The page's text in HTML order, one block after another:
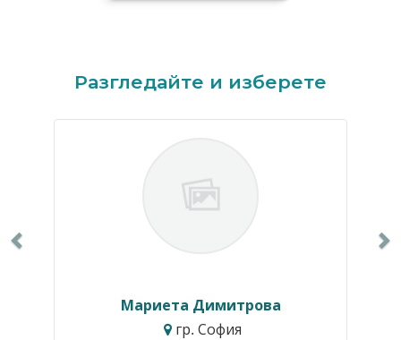
Разгледайте и изберете
Мариета Димитрова
гр. София